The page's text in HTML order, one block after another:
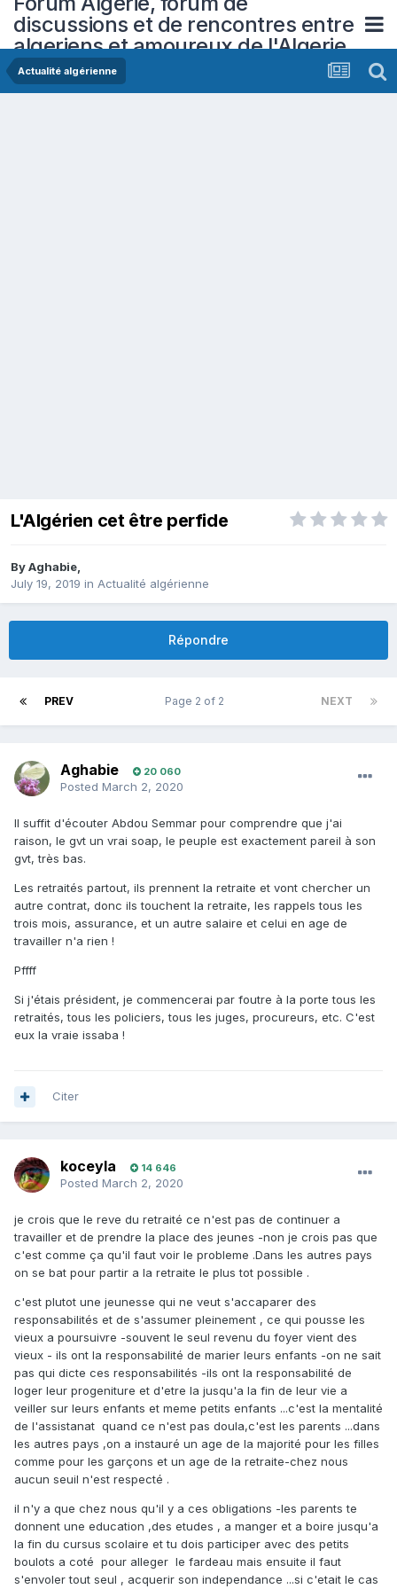
discussions et de rencontres entre
algeriens et amoureux de l'Algerie
Actualité algérienne
L'Algérien cet être perfide
ByAghabie,
July 19, 2019 in Actualité algérienne
Répondre
PREV NEXT
Page 2 of 2
Aghabie 20 060
Posted March 2, 2020
Il suffit d'écouter Abdou Semmar pour comprendre que j'ai
raison, le gvt un vrai soap, le peuple est exactement pareil à son
gvt, très bas.
Les retraités partout, ils prennent la retraite et vont chercher un
autre contrat, donc ils touchent la retraite, les rappels tous les
trois mois, assurance, et un autre salaire et celui en age de
travailler n'a rien !
Pffff
Si j'étais président, je commencerai par foutre à la porte tous les
retraités, tous les policiers, tous les juges, procureurs, etc. C'est
eux la vraie issaba !
Citer
koceyla 14 646
Posted March 2, 2020
je crois que le reve du retraité ce n'est pas de continuer a
travailler et de prendre la place des jeunes -non je crois pas que
c'est comme ça qu'il faut voir le probleme .Dans les autres pays
on se bat pour partir a la retraite le plus tot possible .
c'est plutot une jeunesse qui ne veut s'accaparer des
responsabilités et de s'assumer pleinement , ce qui pousse les
vieux a poursuivre -souvent le seul revenu du foyer vient des
vieux - ils ont la responsabilité de marier leurs enfants -on ne sait
pas qui dicte ces responsabilités -ils ont la responsabilité de
loger leur progeniture et d'etre la jusqu'a la fin de leur vie a
veiller sur leurs enfants et meme petits enfants ...c'est la mentalité
de l'assistanat quand ce n'est pas doula,c'est les parents ...dans
les autres pays ,on a instauré un age de la majorité pour les filles
comme pour les garçons et un age de la retraite-chez nous
aucun seuil n'est respecté .
il n'y a que chez nous qu'il y a ces obligations -les parents te
donnent une education ,des etudes , a manger et a boire jusqu'a
la fin du cursus scolaire et tu dois participer avec des petits
boulots a coté pour alleger le fardeau mais ensuite il faut
s'envoler tout seul , acquerir son independance ...si c'etait le cas